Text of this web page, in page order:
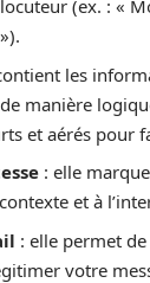
(ex. : «
les
manière
et aérés pour
: elle
et à
: elle permet
votre